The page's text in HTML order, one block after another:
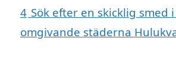
4 Sök efter en skicklig smed
omgivande städerna